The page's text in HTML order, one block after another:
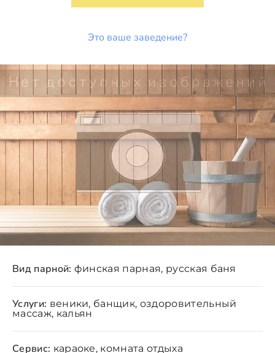
Это ваше заведение?
Вид парной: финская парная, русская баня
Услуги: веники, банщик, оздоровительный
массаж, кальян
Сервис: караоке, комната отдыха